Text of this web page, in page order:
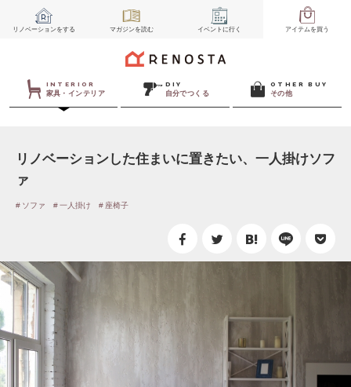
リノベーションをする マガジンを読む イベント に行く アイテムを買う
INTERIOR
家具・インテリア
DIY
自分でつくる
OTHER BUY
その他
リノベーションした住まいに置きたい、一人掛けソフ
ァ
ソファ 一人掛け 座椅子